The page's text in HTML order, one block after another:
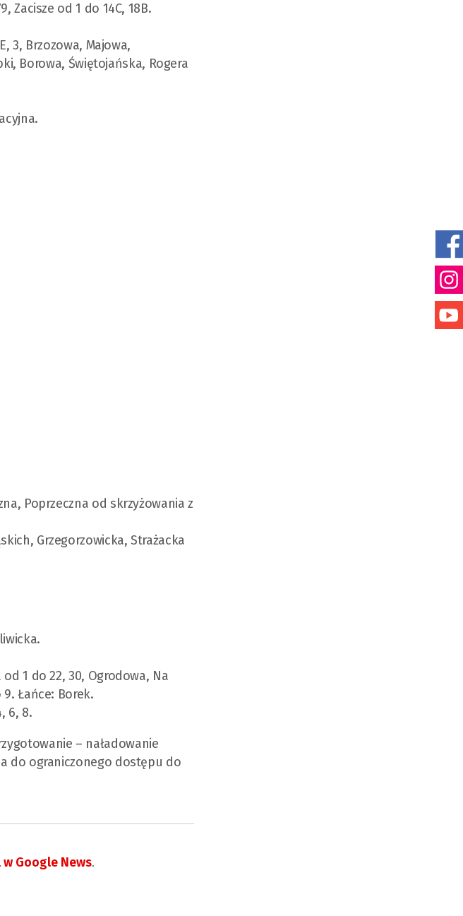
Zacisze od 1 do 14C, 18B.
3, Brzozowa, Majowa,
Borowa, Świętojańska, Rogera
Poprzeczna od skrzyżowania z
Grzegorzowicka, Strażacka
1 do 22, 30, Ogrodowa, Na
Łańce: Borek.
6, 8.
– naładowanie
do ograniczonego dostępu do
Google News.